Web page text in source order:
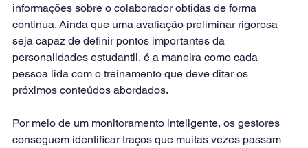
informações sobre o colaborador obtidas de forma
contínua. Ainda que uma avaliação preliminar rigorosa
seja capaz de definir pontos importantes da
personalidades estudantil, é a maneira como cada
pessoa lida com o treinamento que deve ditar os
próximos conteúdos abordados.
Por meio de um monitoramento inteligente, os gestores
conseguem identificar traços que muitas vezes passam